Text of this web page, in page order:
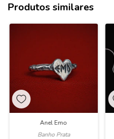
Produtos similares
Anel Emo
Banho Prata